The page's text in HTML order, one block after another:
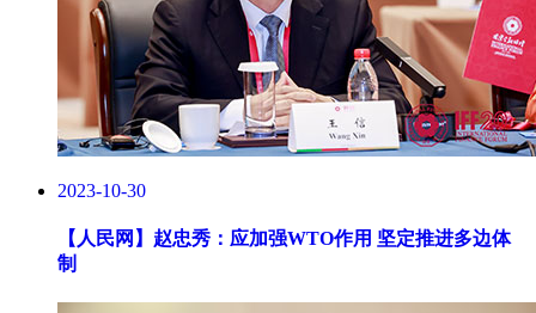
2023-10-30
【人民网】 赵忠秀：应加强WTO作用 坚定推进多边体
制